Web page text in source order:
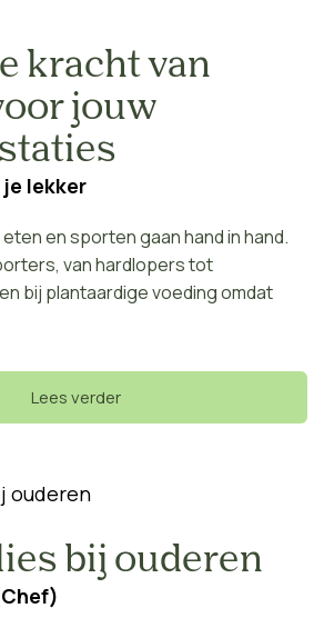
kracht van
jouw
je lekker
en sporten gaan hand in hand.
van hardlopers tot
bij plantaardige voeding omdat
Lees verder
bij ouderen